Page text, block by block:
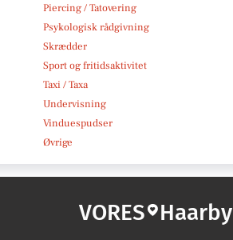
Piercing / Tatovering
Psykologisk rådgivning
Skrædder
Sport og fritidsaktivitet
Taxi / Taxa
Undervisning
Vinduespudser
Øvrige
VORES Haarby